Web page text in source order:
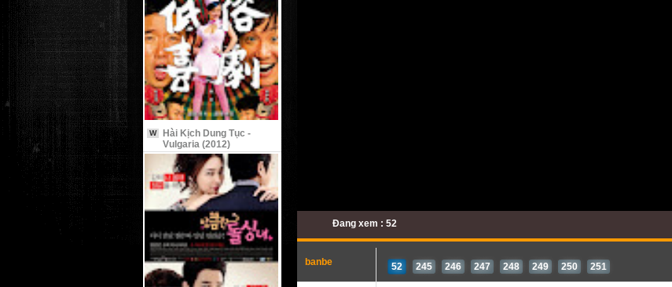
W
Hài Kịch Dung Tục -
Vulgaria (2012)
Đang xem : 52
banbe 52 245 246 247 248 249 250 251